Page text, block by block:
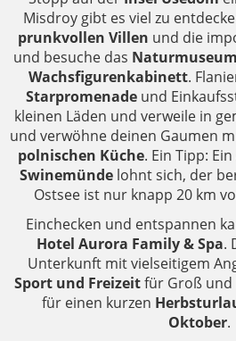
Misdroy gibt es viel zu
prunkvollen Villen und die
und besuche das
Wachsfigurenkabinett.
Starpromenade und
kleinen Läden und verweile in
und verwöhne deinen Gaumen
polnischen Küche. Ein Tipp:
Swinemünde lohnt sich, der
Ostsee ist nur knapp 20 km
Einchecken und entspannen
Hotel Aurora Family & Spa.
Unterkunft mit vielseitigem
Sport und Freizeitfür Groß und
für einen kurzen
Oktober.